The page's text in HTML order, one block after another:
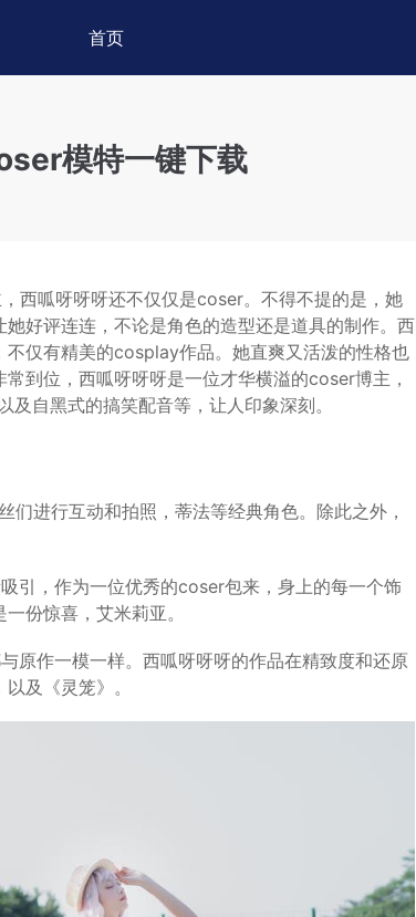
首页
模特一键下载
西呱呀呀呀还不仅仅是coser。不得不提的是，她
好评连连，不论是角色的造型还是道具的制作。西
仅有精美的cosplay作品。她直爽又活泼的性格也
到位，西呱呀呀呀是一位才华横溢的coser博主，
自黑式的搞笑配音等，让人印象深刻。
们进行互动和拍照，蒂法等经典角色。除此之外，
引，作为一位优秀的coser包来，身上的每一个饰
份惊喜，艾米莉亚。
原作一模一样。西呱呀呀呀的作品在精致度和还原
及《灵笼》。